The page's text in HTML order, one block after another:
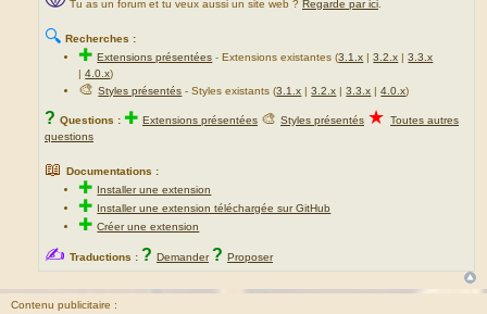
Tu as un forum et tu veux aussi un site web ? Regarde par ici
🔍 Recherches :
✚Extensions présentées -Extensions existantes (3.1.x |3.2.x |3.3.x
|4.0.x)
🎨Styles présentés - Styles existants (3.1.x |3.2.x |3.3.x |4.0.x)
? Questions : ✚ Extensions présentées 🎨 Styles présentés ★ Toutes autres
questions
📖 Documentations :
✚ Installer une extension
✚ Installer une extension téléchargée sur GitHub
✚Créer une extension
✍ Traductions : ? Demander ? Proposer
Contenu publicitaire :